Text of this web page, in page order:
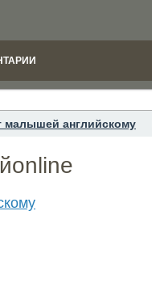
малышей английскому